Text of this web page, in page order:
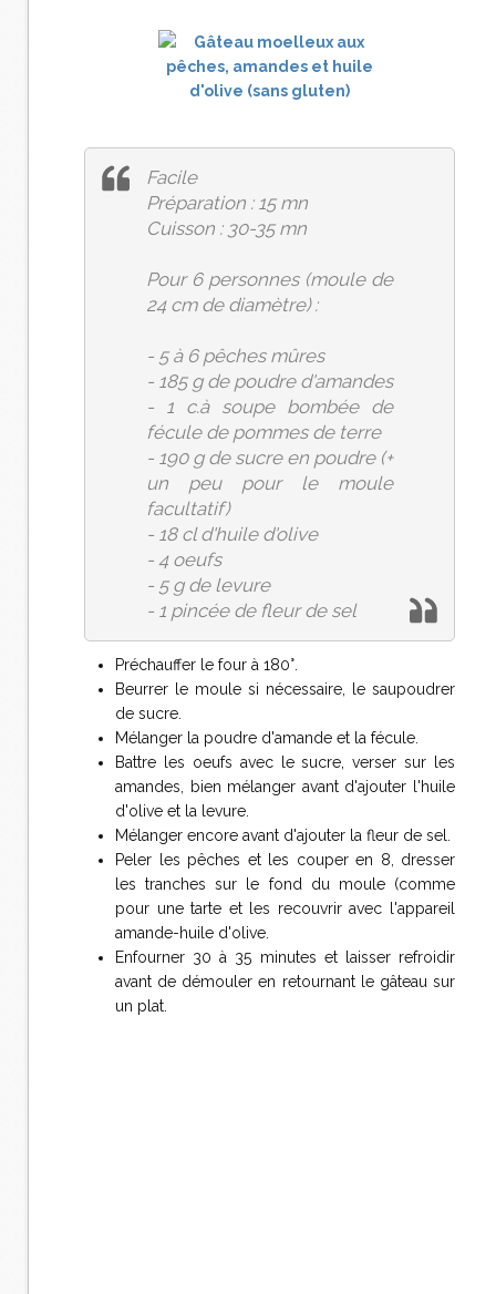
Facile
Préparation : 15 mn
Cuisson : 30-35 mn
Pour 6 personnes (moule de
24 cm de diamètre) :
- 5 à 6 pêches mûres
- 185 g de poudre d'amandes
- 1 c.à soupe bombée de
fécule de pommes de terre
- 190 g de sucre en poudre (+
un peu pour le moule
facultatif)
- 18 cl d'huile d'olive
- 4 oeufs
- 5 g de levure
- 1 pincée de fleur de sel
Préchauffer le four à 180°.
Beurrer le moule si nécessaire, le saupoudrer
de sucre.
Mélanger la poudre d'amande et la fécule.
Battre les oeufs avec le sucre, verser sur les
amandes, bien mélanger avant d'ajouter l'huile
d'olive et la levure.
Mélanger encore avant d'ajouter la fleur de sel.
Peler les pêches et les couper en 8, dresser
les tranches sur le fond du moule (comme
pour une tarte et les recouvrir avec l'appareil
amande-huile d'olive.
Enfourner 30 à 35 minutes et laisser refroidir
avant de démouler en retournant le gâteau sur
un plat.